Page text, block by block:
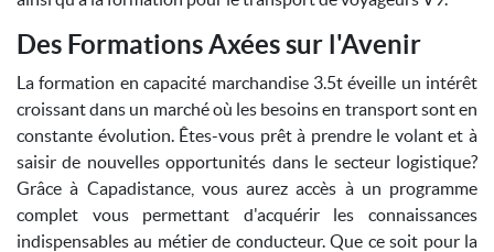
Des Formations Axées sur l'Avenir
La formation en capacité marchandise 3.5t éveille un intérêt
croissant dans un marché où les besoins en transport sont en
constante évolution. Êtes-vous prêt à prendre le volant et à
saisir de nouvelles opportunités dans le secteur logistique?
Grâce à Capadistance, vous aurez accès à un programme
complet vous permettant d'acquérir les connaissances
indispensables au métier de conducteur. Que ce soit pour la